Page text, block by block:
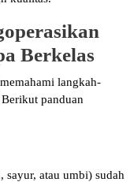
Berkelas
langkah-
panduan
sayur, atau umbi) sudah